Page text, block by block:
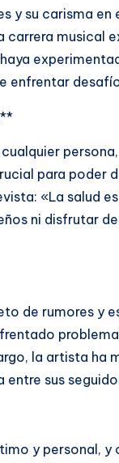
y su carisma
carrera musical
enfrentar
para poder
«La salud
ni disfrutar
de rumores y
la artista ha
entre sus
y personal,